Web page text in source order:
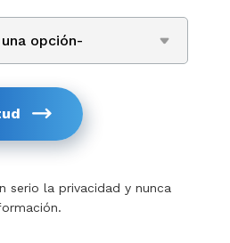
serio la privacidad y nunca